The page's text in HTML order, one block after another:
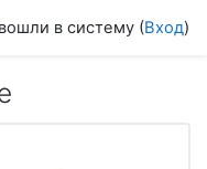
в систему (Вход)